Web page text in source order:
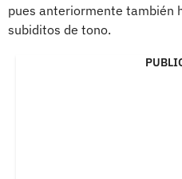
pues anteriormente también
subiditos de tono.